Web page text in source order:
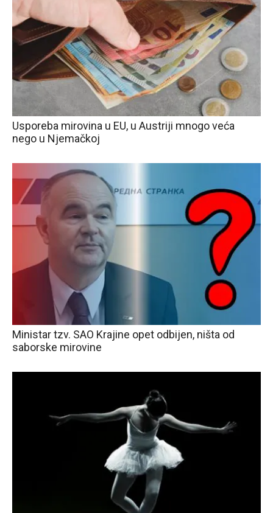
Usporeba mirovina u EU, u Austriji mnogo veća
nego u Njemačkoj
Ministar tzv. SAO Krajine opet odbijen, ništa od
saborske mirovine